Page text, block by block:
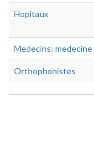
Hopitaux
Medecins:
Orthophonistes